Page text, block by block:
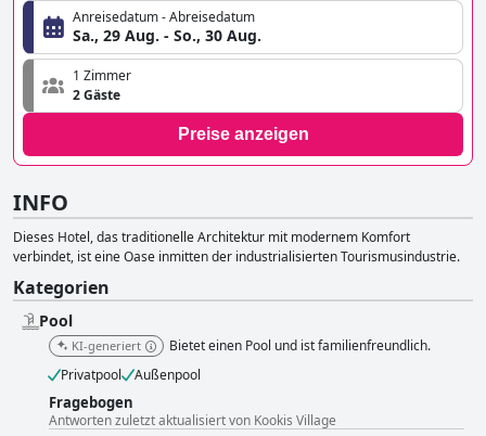
Anreisedatum - Abreisedatum
Sa., 29 Aug. - So., 30 Aug.
1 Zimmer
2 Gäste
Preise anzeigen
INFO
Dieses Hotel, das traditionelle Architektur mit modernem Komfort
verbindet, ist eine Oase inmitten der industrialisierten Tourismusindustrie.
Kategorien
Pool
KI-generiert
Bietet einen Pool und ist familienfreundlich.
Privatpool
Außenpool
Fragebogen
Antworten zuletzt aktualisiert von Kookis Village